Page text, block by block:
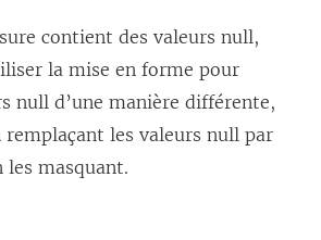
contient des valeurs null,
la mise en forme pour
null d’une manière différente,
remplaçant les valeurs null par
les masquant.